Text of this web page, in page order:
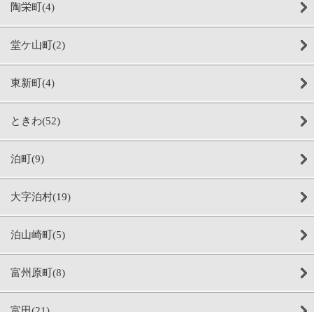
陶栄町(4)
堂ケ山町(2)
東新町(4)
ときわ(52)
泊町(9)
大字泊村(19)
泊山崎町(5)
富州原町(8)